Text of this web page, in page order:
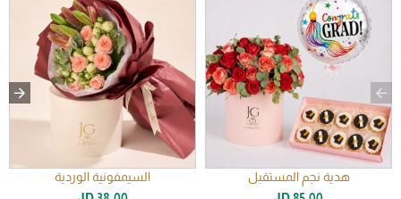
هدية نجم المستقبل
السيمفونية الوردية